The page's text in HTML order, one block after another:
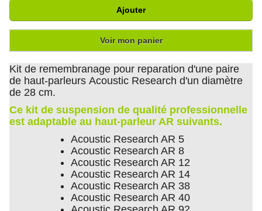
Ajouter
Voir mon panier
Kit de remembranage pour reparation d'une paire
de haut-parleurs Acoustic Research d'un diamètre
de 28 cm.
Ce kit de suspension de qualité professionnelle
est adaptable au haut-parleur AR suivants.
Acoustic Research AR 5
Acoustic Research AR 8
Acoustic Research AR 12
Acoustic Research AR 14
Acoustic Research AR 38
Acoustic Research AR 40